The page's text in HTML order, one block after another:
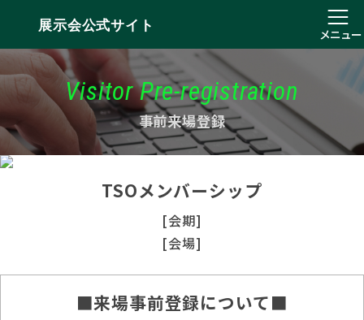
展示会公式サイト
メニュー
Visitor Pre-registration
事前来場登録
TSOメンバーシップ
[会期]
[会場]
■来場事前登録について■